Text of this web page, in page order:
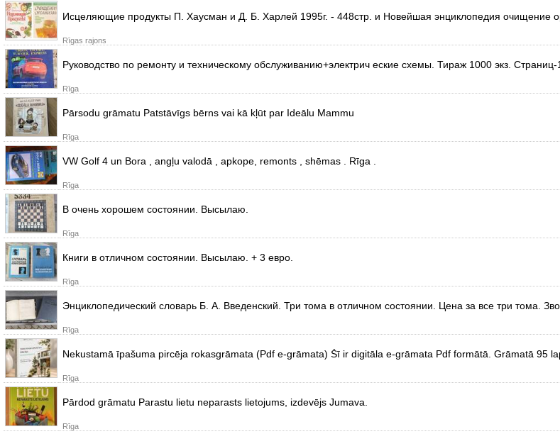
Исцеляющие продукты П. Хаусман и Д. Б. Харлей 1995г. - 448стр. и Новейшая энциклопедия очищение
Rīgas rajons
Руководство по ремонту и техническому обслуживанию+электрич еские схемы. Тираж 1000 экз.
Rīga
Pārsodu grāmatu Patstāvīgs bērns vai kā kļūt par Ideālu Mammu
Rīga
VW Golf 4 un Bora , angļu valodā , apkope, remonts , shēmas . Rīga .
Rīga
В очень хорошем состоянии. Высылаю.
Rīga
Книги в отличном состоянии. Высылаю. + 3 евро.
Rīga
Энциклопедический словарь Б. А. Введенский. Три тома в отличном состоянии. Цена за все три тома.
Rīga
Nekustamā īpašuma pircēja rokasgrāmata (Pdf e-grāmata) Šī ir digitāla e-grāmata Pdf formātā. Grāmatā 95
Rīga
Pārdod grāmatu Parastu lietu neparasts lietojums, izdevējs Jumava.
Rīga